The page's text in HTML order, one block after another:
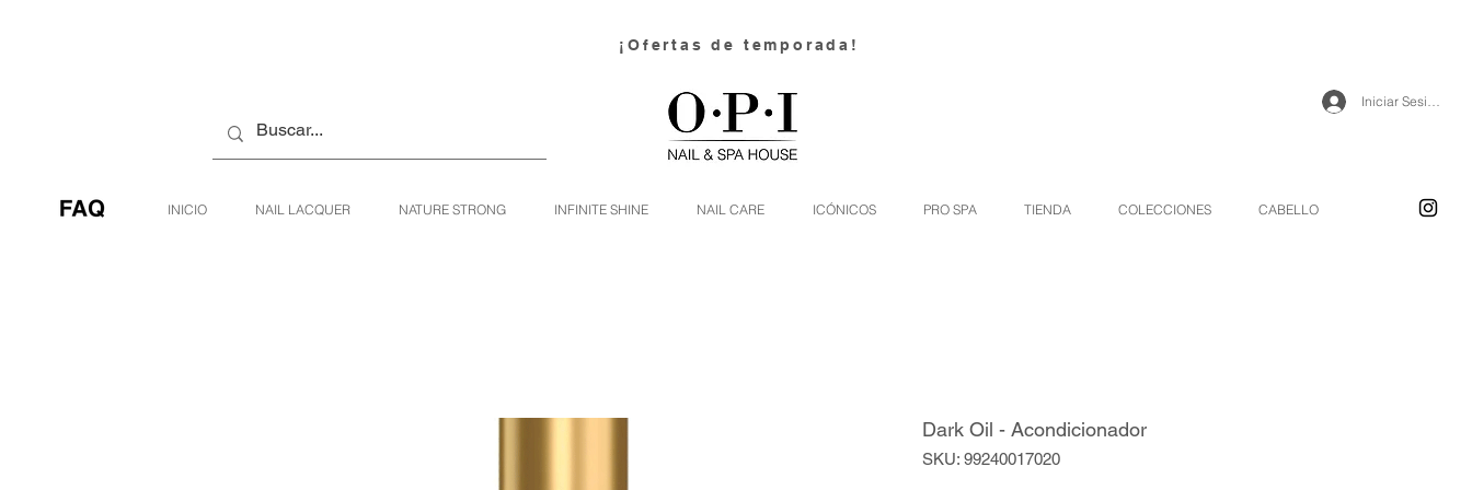
¡Ofertas de temporada!
Iniciar Sesión
INICIO NAIL LACQUER NATURE STRONG INFINITE SHINE NAIL CARE ICÓNICOS PRO SPA TIENDA COLECCIONES CABELLO
Dark Oil - Acondicionador
SKU: 99240017020